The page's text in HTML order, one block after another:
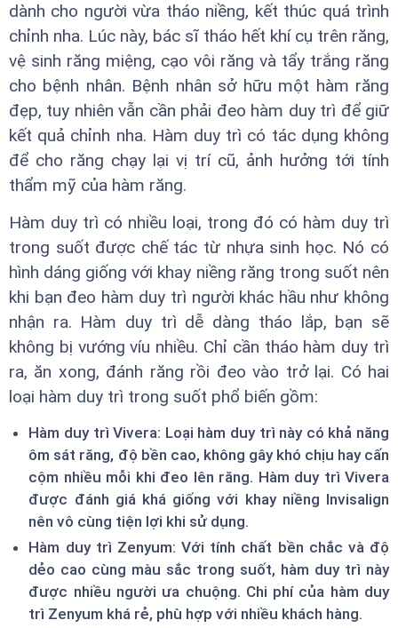
dành cho người vừa tháo niềng, kết thúc quá trình
chỉnh nha. Lúc này, bác sĩ tháo hết khí cụ trên răng,
vệ sinh răng miệng, cạo vôi răng và tẩy trắng răng
cho bệnh nhân. Bệnh nhân sở hữu một hàm răng
đẹp, tuy nhiên vẫn cần phải đeo hàm duy trì để giữ
kết quả chỉnh nha. Hàm duy trì có tác dụng không
để cho răng chạy lại vị trí cũ, ảnh hưởng tới tính
thẩm mỹ của hàm răng.
Hàm duy trì có nhiều loại, trong đó có hàm duy trì
trong suốt được chế tác từ nhựa sinh học. Nó có
hình dáng giống với khay niềng răng trong suốt nên
khi bạn đeo hàm duy trì người khác hầu như không
nhận ra. Hàm duy trì dễ dàng tháo lắp, bạn sẽ
không bị vướng víu nhiều. Chỉ cần tháo hàm duy trì
ra, ăn xong, đánh răng rồi đeo vào trở lại. Có hai
loại hàm duy trì trong suốt phổ biến gồm:
Hàm duy trì Vivera: Loại hàm duy trì này có khả năng
ôm sát răng, độ bền cao, không gây khó chịu hay cấn
cộm nhiều mỗi khi đeo lên răng. Hàm duy trì Vivera
được đánh giá khá giống với khay niềng Invisalign
nên vô cùng tiện lợi khi sử dụng.
Hàm duy trì Zenyum: Với tính chất bền chắc và độ
dẻo cao cùng màu sắc trong suốt, hàm duy trì này
được nhiều người ưa chuộng. Chi phí của hàm duy
trì Zenyum khá rẻ, phù hợp với nhiều khách hàng.